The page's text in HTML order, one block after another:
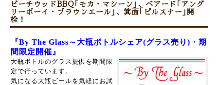
ビーチウッドBBQ｢モカ・マシーン｣、ベアード｢アング
リーボーイ・ブラウンエール｣、箕面｢ピルスナー｣開
栓！
『By The Glass～大瓶ボトルシェア(グラス売り)・期
間限定開催』
大瓶ボトルのグラス提供を期間限
定で行っています。
気になる大瓶ビールを気軽にお試